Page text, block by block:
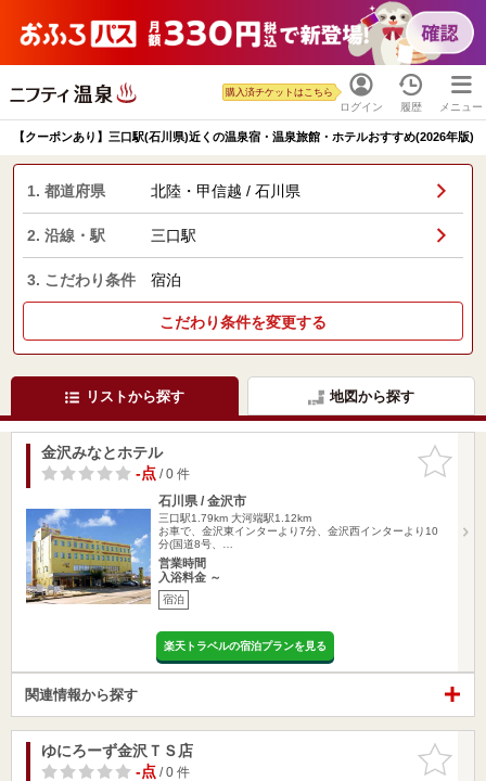
ログイン
購入済チケットはこちら
履歴 メニュー
【クーポンあり】三口駅(石川県)近くの温泉宿・温泉旅館・ホテルおすすめ(2026年版)
1. 都道府県 北陸・甲信越 / 石川県
2. 沿線・駅 三口駅
3. こだわり条件 宿泊
こだわり条件を変更する
リストから探す 地図から探す
お気に入
りに追加
金沢みなとホテル
-点/ 0 件
石川県 / 金沢市
三口駅1.79km 大河端駅1.12km
お車で、金沢東インターより7分、金沢西インターより10
分(国道8号、…
営業時間
入浴料金 ～
宿泊
楽天トラベルの宿泊プランを見る
関連情報から探す
お気に入
りに追加
ゆにろーず金沢ＴＳ店
-点/ 0 件